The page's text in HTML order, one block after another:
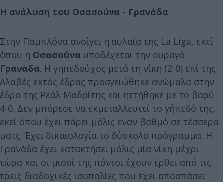
Η ανάλυση του Οσασούνα - Γρανάδα
Στην Παμπλόνα ανοίγει η αυλαία της La Liga, εκεί
όπου η Οσασούνα υποδέχεται την ουραγό
Γρανάδα. Η γηπεδούχος μετά τη νίκη (2-0) επί της
Αλαβές εκτός έδρας προσγειώθηκε ανώμαλα στην
έδρα της Ρεάλ Μαδρίτης και ηττήθηκε με το βαρύ
4-0. Δεν μπόρεσε να εκμεταλλευτεί το γήπεδό της,
εκεί όπου έχει πάρει μόλις έναν βαθμό σε τέσσερα
ματς. Έχει δικαιολογία το δύσκολο πρόγραμμα. Η
Γρανάδα έχει κατακτήσει μόλις μία νίκη μέχρι
τώρα και οι μισοί της πόντοι έχουν έρθει από τις
τρεις διαδοχικές ισοπαλίες που έχει αποσπάσει